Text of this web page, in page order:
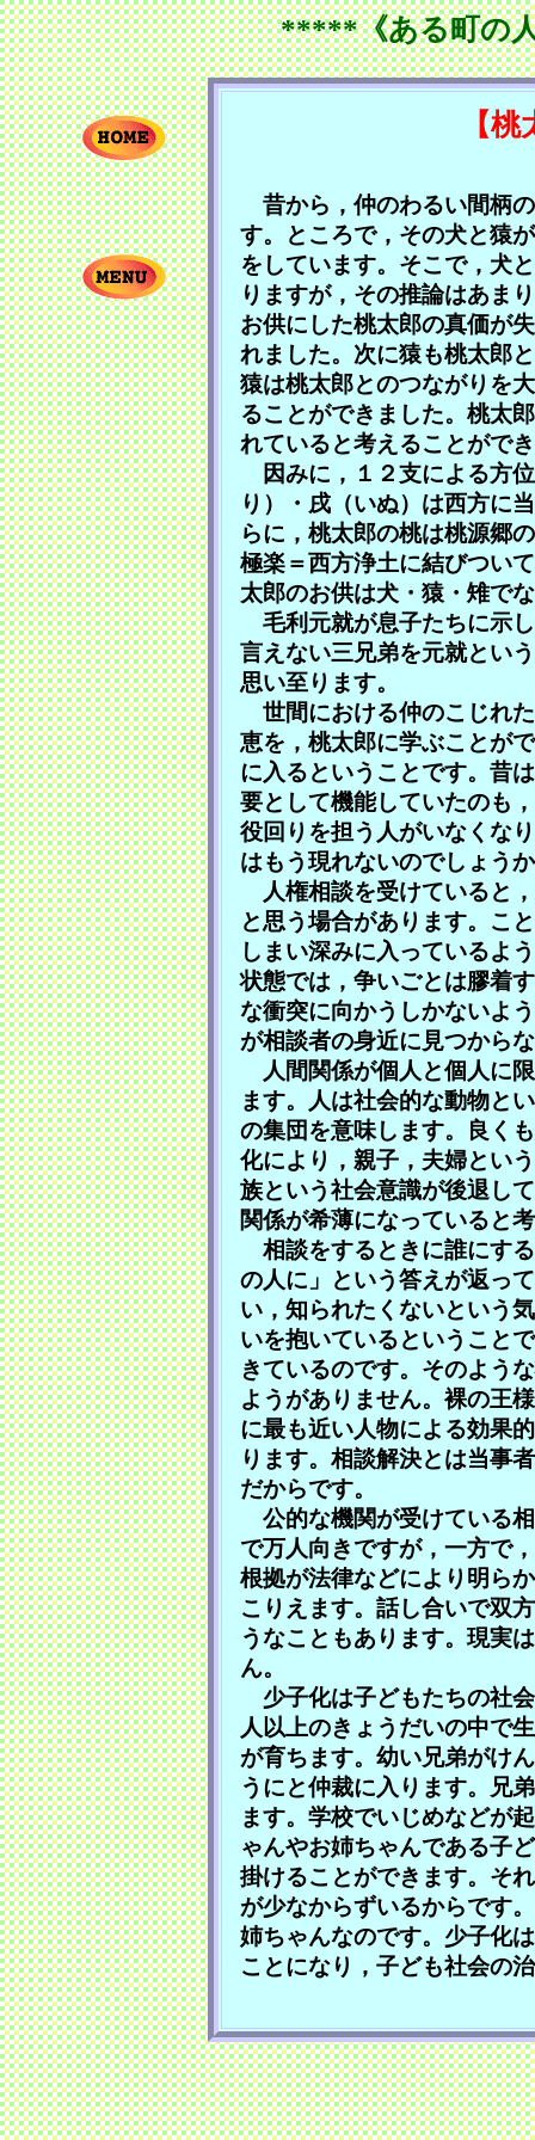
*****《ある町の
【
昔から，仲のわるい間柄
す。ところで，その犬と猿
をしています。そこで，犬
りますが，その推論はあま
お供にした桃太郎の真価が
れました。次に猿も桃太郎
猿は桃太郎とのつながりを
ることができました。桃太
れていると考えることがで
因みに，１２支による方
り）・戌（いぬ）は西方に
らに，桃太郎の桃は桃源郷
極楽＝西方浄土に結びつい
太郎のお供は犬・猿・雉で
毛利元就が息子たちに示
言えない三兄弟を元就とい
思い至ります。
世間における仲のこじれ
恵を，桃太郎に学ぶことが
に入るということです。昔
要として機能していたのも
役回りを担う人がいなくな
はもう現れないのでしょう
人権相談を受けていると
と思う場合があります。こ
しまい深みに入っているよ
状態では，争いごとは膠着
な衝突に向かうしかないよ
が相談者の身近に見つから
人間関係が個人と個人に
ます。人は社会的な動物と
の集団を意味します。良く
化により，親子，夫婦とい
族という社会意識が後退し
関係が希薄になっていると
相談をするときに誰にす
の人に」という答えが返っ
い，知られたくないという
いを抱いているということ
きているのです。そのよう
ようがありません。裸の王
に最も近い人物による効果
ります。相談解決とは当事
だからです。
公的な機関が受けている
で万人向きですが，一方で
根拠が法律などにより明ら
こりえます。話し合いで双
うなこともあります。現実
ん。
少子化は子どもたちの社
人以上のきょうだいの中で
が育ちます。幼い兄弟がけ
うにと仲裁に入ります。兄
ます。学校でいじめなどが
ゃんやお姉ちゃんである子
掛けることができます。そ
が少なからずいるからです
姉ちゃんなのです。少子化
ことになり，子ども社会の